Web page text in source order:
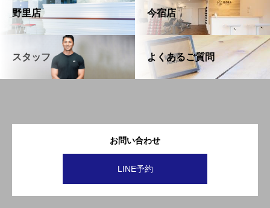
野里店 今宿店
スタッフ よくあるご質問
お問い合わせ
LINE予約